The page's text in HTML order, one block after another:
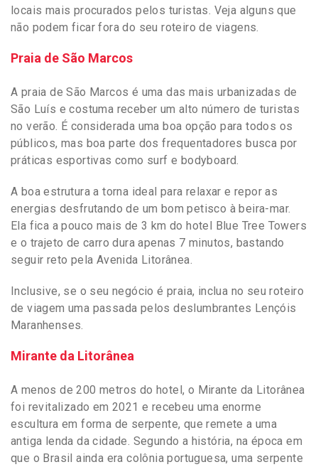
locais mais procurados pelos turistas. Veja alguns que
não podem ficar fora do seu roteiro de viagens.
Praia de São Marcos
A praia de São Marcos é uma das mais urbanizadas de
São Luís e costuma receber um alto número de turistas
no verão. É considerada uma boa opção para todos os
públicos, mas boa parte dos frequentadores busca por
práticas esportivas como surf e bodyboard.
A boa estrutura a torna ideal para relaxar e repor as
energias desfrutando de um bom petisco à beira-mar.
Ela fica a pouco mais de 3 km do hotel Blue Tree Towers
e o trajeto de carro dura apenas 7 minutos, bastando
seguir reto pela Avenida Litorânea.
Inclusive, se o seu negócio é praia, inclua no seu roteiro
de viagem uma passada pelos deslumbrantes Lençóis
Maranhenses.
Mirante da Litorânea
A menos de 200 metros do hotel, o Mirante da Litorânea
foi revitalizado em 2021 e recebeu uma enorme
escultura em forma de serpente, que remete a uma
antiga lenda da cidade. Segundo a história, na época em
que o Brasil ainda era colônia portuguesa, uma serpente